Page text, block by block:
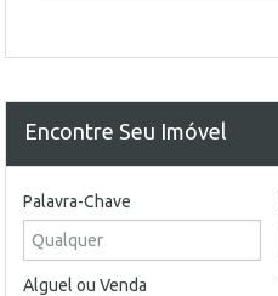
Encontre Seu Imóvel
Palavra-Chave
Alguel ou Venda